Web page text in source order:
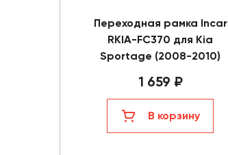
Переходная рамка Incar
RKIA-FC370 для Kia
Sportage (2008-2010)
1 659 ₽
В корзину